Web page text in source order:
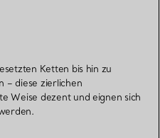
Ketten bis hin zu
– diese zierlichen
Weise dezent und eignen sich